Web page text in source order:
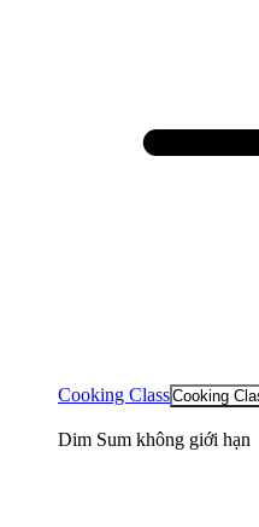
Cooking ClassCooking
Dim Sum không giới hạn